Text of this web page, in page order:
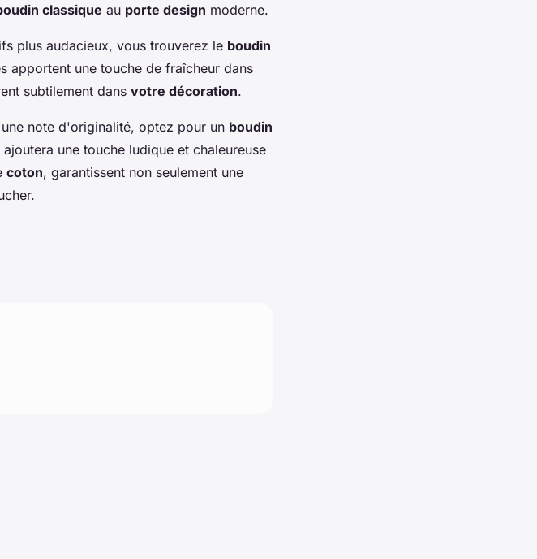
classique au porte design moderne.
plus audacieux, vous trouverez le boudin
apportent une touche de fraîcheur dans
subtilement dans votre décoration.
note d'originalité, optez pour un boudin
ajoutera une touche ludique et chaleureuse
coton, garantissent non seulement une